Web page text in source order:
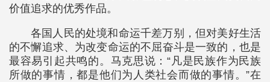
价值追求的优秀作品。
各国人民的处境和命运千差万别，但对美好生活
的不懈追求、为改变命运的不屈奋斗是一致的，也是
最容易引起共鸣的。马克思说：“凡是民族作为民族
所做的事情，都是他们为人类社会而做的事情。”在